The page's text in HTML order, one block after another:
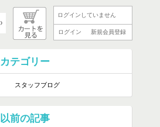
ログインしていません
ログイン 新規会員登録
カテゴリー
スタッフブログ
以前の記事